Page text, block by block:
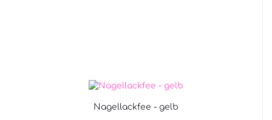
Nagellackfee - gelb